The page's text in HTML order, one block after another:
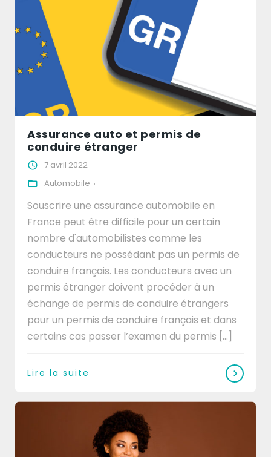
Assurance auto et permis de
conduire étranger
7 avril 2022
Automobile
Souscrire une assurance automobile en
France peut être difficile pour un certain
nombre d'automobilistes comme les
conducteurs ne possédant pas un permis de
conduire français. Les conducteurs avec un
permis étranger doivent procéder à un
échange de permis de conduire étrangers
pour un permis de conduire français et dans
certains cas passer l’examen du permis [...]
Lire la suite